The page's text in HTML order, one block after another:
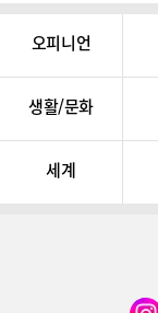
오피니언
생활/문화
세계